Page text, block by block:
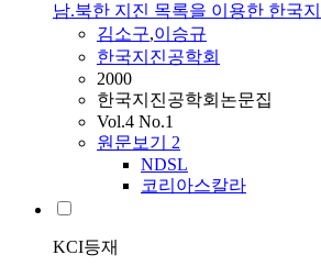
남.북한 지진 목록을 이용한 한국
김소구,이승규
한국지진공학회
2000
한국지진공학회논문집
Vol.4 No.1
원문보기 2
NDSL
코리아스칼라
KCI등재